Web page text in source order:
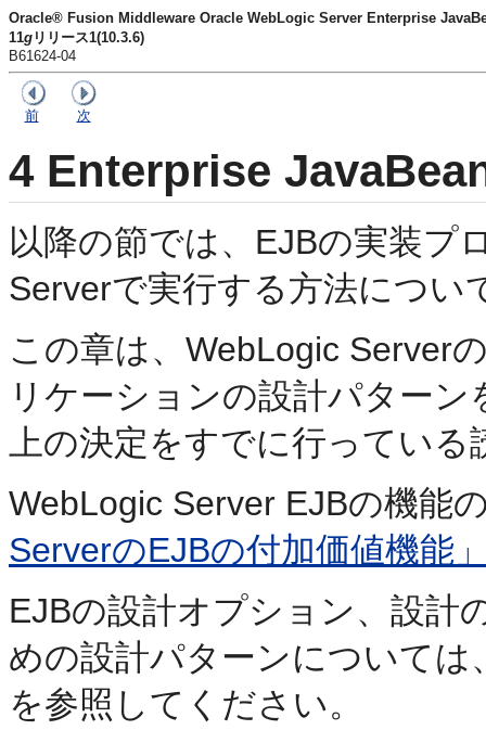
Oracle® Fusion Middleware Oracle WebLogic Server Enterprise
11g リリース1(10.3.6)
B61624-04
前 次
4Enterprise
以降の節では、EJBの実装プ
Serverで実行する方法につい
この章は、WebLogic Server
リケーションの設計パター
上の決定をすでに行ってい
WebLogic Server EJBの機能
ServerのEJBの付加価値機能
EJBの設計オプション、設計
めの設計パターンについては
を参照してください。